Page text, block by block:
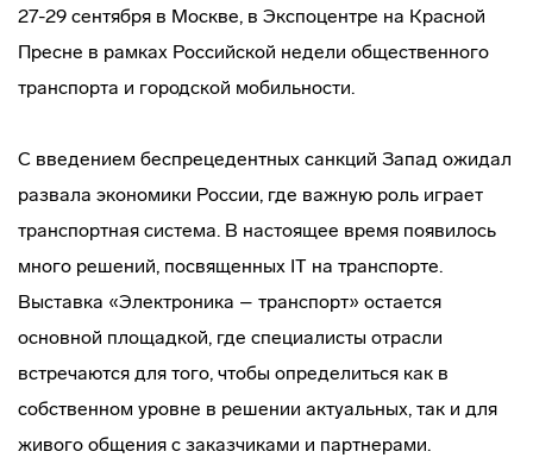
27-29 сентября в Москве, в Экспоцентре на Красной
Пресне в рамках Российской недели общественного
транспорта и городской мобильности.
С введением беспрецедентных санкций Запад ожидал
развала экономики России, где важную роль играет
транспортная система. В настоящее время появилось
много решений, посвященных IT на транспорте.
Выставка «Электроника – транспорт» остается
основной площадкой, где специалисты отрасли
встречаются для того, чтобы определиться как в
собственном уровне в решении актуальных, так и для
живого общения с заказчиками и партнерами.